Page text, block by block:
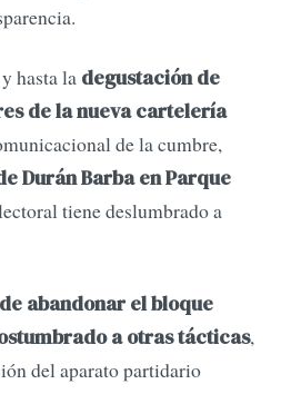
hasta la degustación de
de la nueva cartelería
de la cumbre,
Durán Barba en Parque
tiene deslumbrado a
abandonar el bloque
a otras tácticas,
del aparato partidario